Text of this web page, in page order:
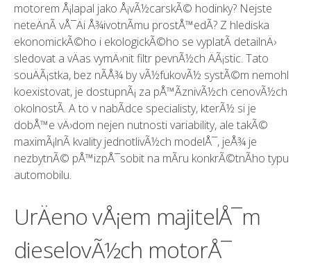
motorem Å¡lapal jako Å¡vÃ½carskÃ© hodinky? Nejste
neteÄnÃ­ vÅ¯Äi Å¾ivotnÃ­mu prostÅ™edÃ­? Z hlediska
ekonomickÃ©ho i ekologickÃ©ho se vyplatÃ­ detailnÄ›
sledovat a vÄas vymÄ›nitfiltr pevnÃ½ch ÄÃ¡stic. Tato
souÄÃ¡stka, bez nÃ­Å¾ by vÃ½fukovÃ½ systÃ©m nemohl
koexistovat, je dostupnÃ¡ za pÅ™Ã­znivÃ½ch cenovÃ½ch
okolnostÃ­. A to v nabÃ­dce specialisty, kterÃ½ si je
dobÅ™e vÄ›dom nejen nutnosti variability, ale takÃ©
maximÃ¡lnÃ­ kvality jednotlivÃ½ch modelÅ¯, jeÅ¾ je
nezbytnÃ© pÅ™izpÅ¯sobit na mÃ­ru konkrÃ©tnÃ­ho typu
automobilu.
UrÄeno vÅ¡em majitelÅ¯m
dieselovÃ½ch motorÅ¯